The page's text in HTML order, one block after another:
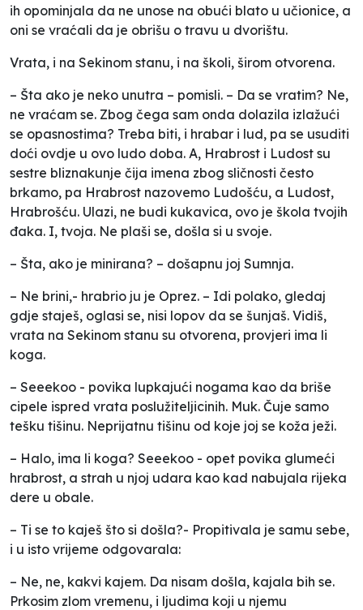
ih opominjala da ne unose na obući blato u učionice, a
oni se vraćali da je obrišu o travu u dvorištu.
Vrata, i na Sekinom stanu, i na školi, širom otvorena.
– Šta ako je neko unutra – pomisli. – Da se vratim? Ne,
ne vraćam se. Zbog čega sam onda dolazila izlažući
se opasnostima? Treba biti, i hrabar i lud, pa se usuditi
doći ovdje u ovo ludo doba. A, Hrabrost i Ludost su
sestre bliznakunje čija imena zbog sličnosti često
brkamo, pa Hrabrost nazovemo Ludošću, a Ludost,
Hrabrošću. Ulazi, ne budi kukavica, ovo je škola tvojih
đaka. I, tvoja. Ne plaši se, došla si u svoje.
– Šta, ako je minirana? – došapnu joj Sumnja.
– Ne brini,- hrabrio ju je Oprez. – Idi polako, gledaj
gdje staješ, oglasi se, nisi lopov da se šunjaš. Vidiš,
vrata na Sekinom stanu su otvorena, provjeri ima li
koga.
– Seeekoo - povika lupkajući nogama kao da briše
cipele ispred vrata poslužiteljicinih. Muk. Čuje samo
tešku tišinu. Neprijatnu tišinu od koje joj se koža ježi.
– Halo, ima li koga? Seeekoo - opet povika glumeći
hrabrost, a strah u njoj udara kao kad nabujala rijeka
dere u obale.
– Ti se to kaješ što si došla?- Propitivala je samu sebe,
i u isto vrijeme odgovarala:
– Ne, ne, kakvi kajem. Da nisam došla, kajala bih se.
Prkosim zlom vremenu, i ljudima koji u njemu